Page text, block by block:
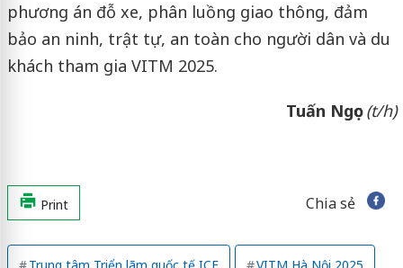
phương án đỗ xe, phân luồng giao thông, đảm
bảo an ninh, trật tự, an toàn cho người dân và du
khách tham gia VITM 2025.
Tuấn Ngọc(t/h)
Print Chia sẻ